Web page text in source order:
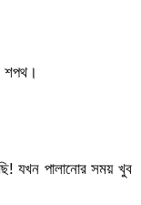
শপথ।
যখন পালানোর সময় খুব